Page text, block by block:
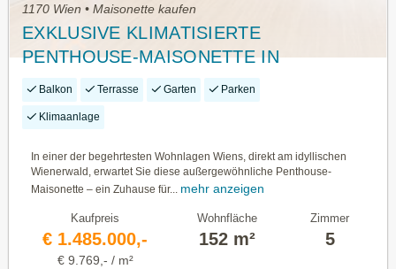
1170 Wien • Maisonette kaufen
EXKLUSIVE KLIMATISIERTE
PENTHOUSE-MAISONETTE IN
NEUWALDEGG | 111 m² FREIFLÄCHEN |
Balkon Terrasse Garten Parken
Klimaanlage
In einer der begehrtesten Wohnlagen Wiens, direkt am idyllischen
Wienerwald, erwartet Sie diese außergewöhnliche Penthouse-
Maisonette – ein Zuhause für... mehr anzeigen
Kaufpreis
€ 1.485.000,-
€ 9.769,- / m²
Wohnfläche
152 m²
Zimmer
5